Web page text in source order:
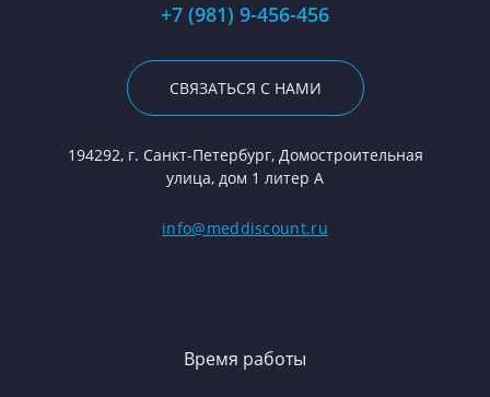
+7 (981) 9-456-456
СВЯЗАТЬСЯ С НАМИ
194292, г. Санкт-Петербург, Домостроительная
улица, дом 1 литер А
info@meddiscount.ru
Время работы